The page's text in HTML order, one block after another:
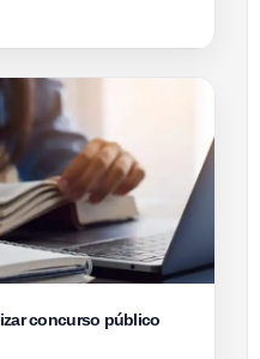
concurso público